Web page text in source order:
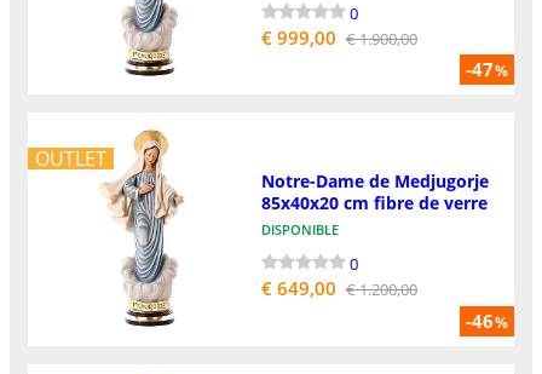
-47%
0
€ 999,00 € 1.900,00
OUTLET
-46%
Notre-Dame de Medjugorje
85x40x20 cm fibre de verre
DISPONIBLE
0
€ 649,00 € 1.200,00